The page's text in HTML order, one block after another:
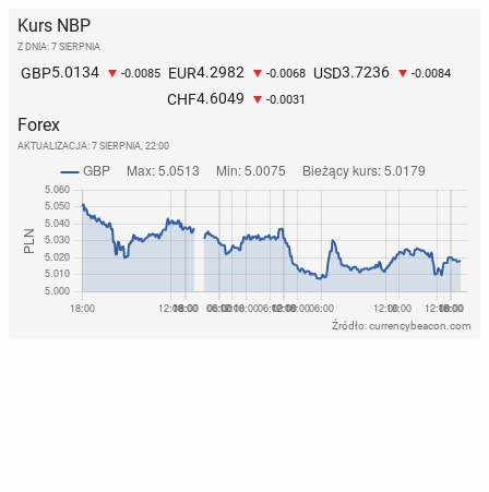
Kurs NBP
Z DNIA: 7 SIERPNIA
GBP5.0134 -0.0085 EUR4.2982 -0.0068 USD3.7236 -0.0084
CHF4.6049 -0.0031
Forex
AKTUALIZACJA: 7 SIERPNIA, 22:00
Źródło: currencybeacon.com